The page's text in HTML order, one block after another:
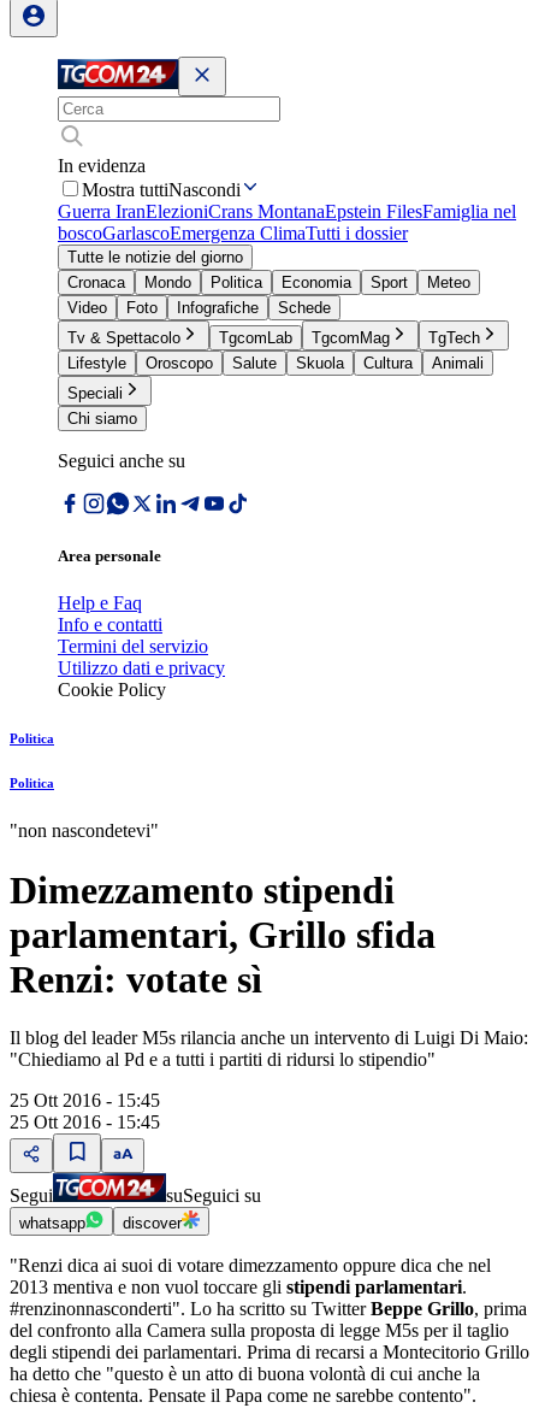
In evidenza
Mostra tuttiNascondi
Guerra IranElezioniCrans MontanaEpstein FilesFamiglia nel
boscoGarlascoEmergenza ClimaTutti i dossier
Tutte le notizie del giorno
Cronaca
Mondo Politica Economia Sport
Meteo
Video
Foto Infografiche
Schede
Tv & Spettacolo
TgcomLab TgcomMag
TgTech
Lifestyle
Oroscopo Salute Skuola Cultura
Animali
Speciali
Chi siamo
Seguici anche su
Area personale
Help e Faq
Info e contatti
Termini del servizio
Utilizzo dati e privacy
Cookie Policy
Politica
Politica
"non nascondetevi"
Dimezzamento stipendi
parlamentari, Grillo sfida
Renzi: votate sì
Il blog del leader M5s rilancia anche un intervento di Luigi Di Maio:
"Chiediamo al Pd e a tutti i partiti di ridursi lo stipendio"
25 Ott 2016 - 15:45
25 Ott 2016 - 15:45
Segui suSeguici su
whatsapp discover
"Renzi dica ai suoi di votare dimezzamento oppure dica che nel
2013 mentiva e non vuol toccare gli stipendi parlamentari.
#renzinonnasconderti". Lo ha scritto su TwitterBeppe Grillo, prima
del confronto alla Camera sulla proposta di legge M5s per il taglio
degli stipendi dei parlamentari. Prima di recarsi a Montecitorio Grillo
ha detto che "questo è un atto di buona volontà di cui anche la
chiesa è contenta. Pensate il Papa come ne sarebbe contento".